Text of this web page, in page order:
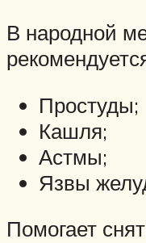
В народной
Простуды;
Кашля;
Астмы;
Язвы
Помогает